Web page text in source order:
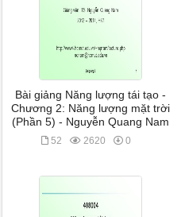
Bài giảng Năng lượng tái tạo -
Chương 2: Năng lượng mặt trời
(Phần 5) - Nguyễn Quang Nam
52 2620 0